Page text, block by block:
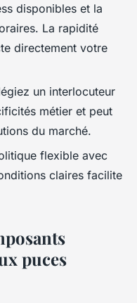
disponibles et la
La rapidité
directement votre
un interlocuteur
métier et peut
du marché.
flexible avec
claires facilite
puces